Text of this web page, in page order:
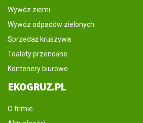
Wywóz ziemi
Wywóz odpadów zielonych
Sprzedaż kruszywa
Toalety przenośne
Kontenery biurowe
EKOGRUZ.PL
O firmie